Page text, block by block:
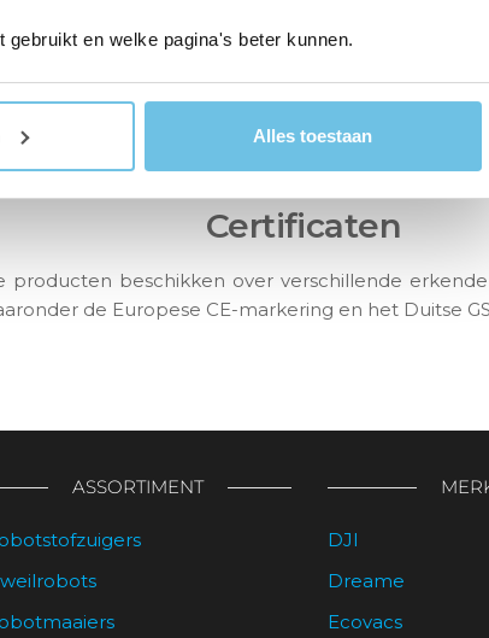
en welke pagina's beter kunnen.
Alles toestaan
substantieel deel van de beschikbare
is de R&D afdeling die verantwoordelijk
patenten in China, Japan en Europa.
toewijding en strikte kwaliteitscontroles
hoogwaardige robotstofzuigers waar je
Certificaten
producten beschikken over verschillende erkende
de Europese CE-markering en het Duitse
ASSORTIMENT
DJI
Dreame
Ecovacs